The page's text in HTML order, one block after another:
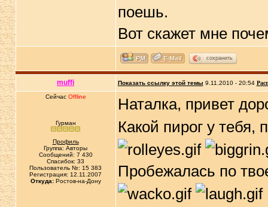
поешь.
Вот скажет мне
сохранить
muffi Показать ссылку этой темы 9.11.2010 - 20:54
Сейчас Offline
Гурман
Профиль
Группа: Авторы
Сообщений: 7 430
Спасибок: 33
Пользователь №: 15 383
Регистрация: 12.11.2007
Откуда:Ростов-на-Дону
Наталка, привет
Какой пирог у тебя,
Пробежалась по